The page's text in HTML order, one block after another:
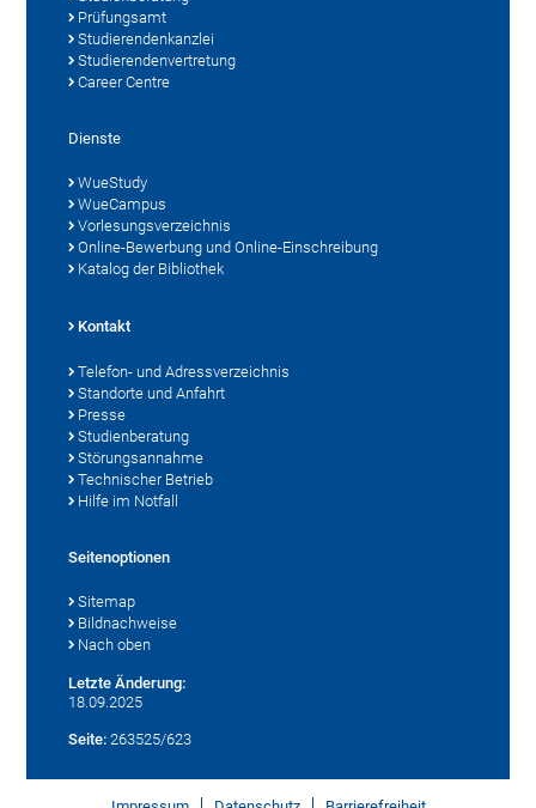
Prüfungsamt
Studierendenkanzlei
Studierendenvertretung
Career Centre
Dienste
WueStudy
WueCampus
Vorlesungsverzeichnis
Online-Bewerbung und Online-Einschreibung
Katalog der Bibliothek
Kontakt
Telefon- und Adressverzeichnis
Standorte und Anfahrt
Presse
Studienberatung
Störungsannahme
Technischer Betrieb
Hilfe im Notfall
Seitenoptionen
Sitemap
Bildnachweise
Nach oben
Letzte Änderung:
18.09.2025
Seite: 263525/623